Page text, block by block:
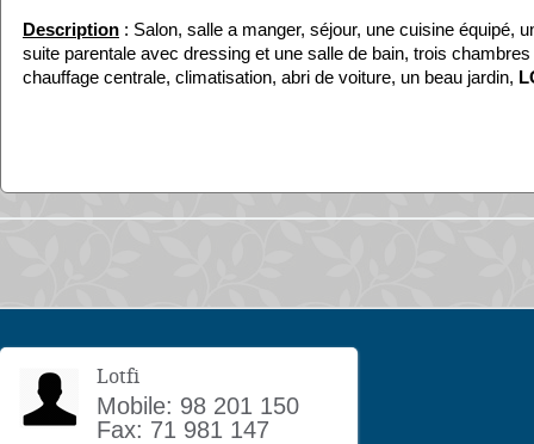
Description : Salon, salle a manger, séjour, une cuisine équipé,
suite parentale avec dressing et une salle de bain, trois
chauffage centrale, climatisation, abri de voiture, un beau jardin,
Lotfi
Mobile: 98 201 150
Fax: 71 981 147